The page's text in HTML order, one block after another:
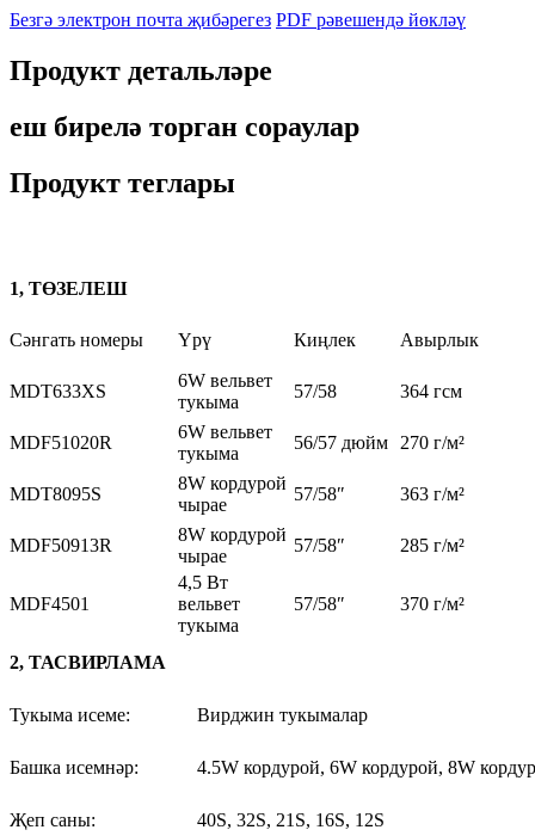
Безгә электрон почта җибәрегез PDF рәвешендә йөкләү
Продукт детальләре
еш бирелә торган сораулар
Продукт теглары
1, ТӨЗЕЛЕШ
Сәнгать номеры Үрү Киңлек Авырлык
MDT633XS
6W вельвет
тукыма
57/58 364 гсм
MDF51020R
6W вельвет
тукыма
56/57 дюйм 270 г/м²
MDT8095S
8W кордурой
чырае
57/58″ 363 г/м²
MDF50913R
8W кордурой
чырае
57/58″ 285 г/м²
MDF4501
4,5 Вт
вельвет
тукыма
57/58″ 370 г/м²
2, ТАСВИРЛАМА
Тукыма исеме: Вирджин тукымалар
Башка исемнәр: 4.5W кордурой, 6W кордурой, 8W
Җеп саны: 40S, 32S, 21S, 16S, 12S